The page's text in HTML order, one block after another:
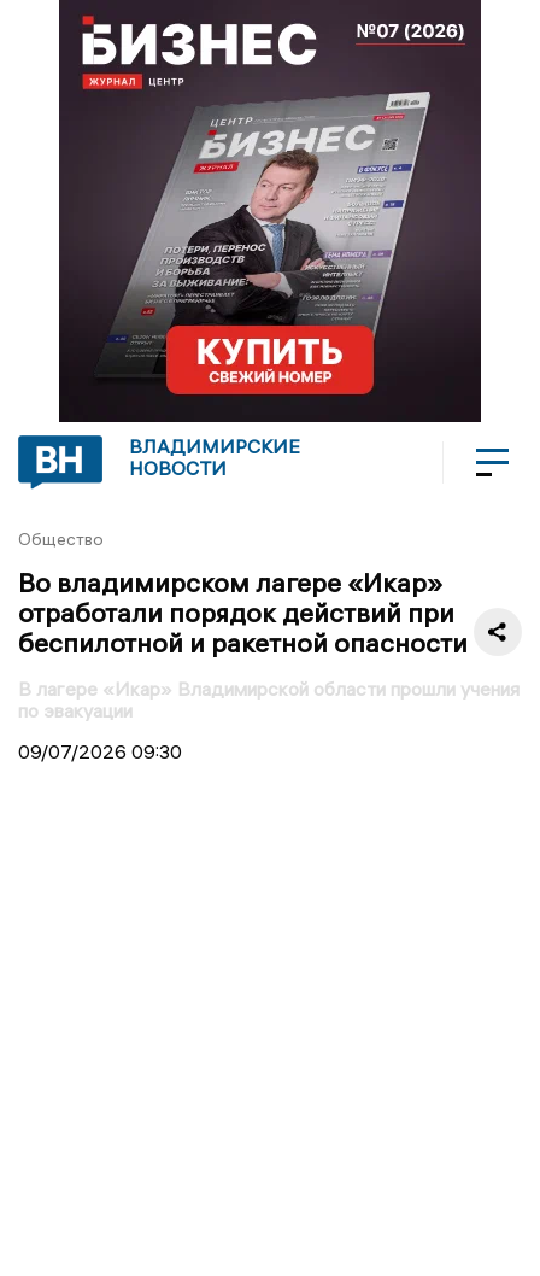
ВЛАДИМИРСКИЕ
НОВОСТИ
Общество
Во владимирском лагере «Икар»
отработали порядок действий при
беспилотной и ракетной опасности
В лагере «Икар» Владимирской области прошли учения
по эвакуации
09/07/2026 09:30